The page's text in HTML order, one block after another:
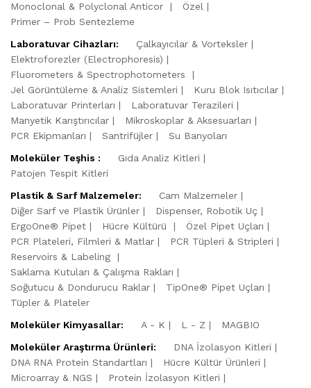
Monoclonal & Polyclonal Anticor
Özel
Primer – Prob Sentezleme
Laboratuvar Cihazları:
Çalkayıcılar & Vorteksler
Elektroforezler (Electrophoresis)
Fluorometers & Spectrophotometers
Jel Görüntüleme & Analiz Sistemleri
Kuru Blok Isıtıcılar
Laboratuvar Printerları
Laboratuvar Terazileri
Manyetik Karıştırıcılar
Mikroskoplar & Aksesuarları
PCR Ekipmanları
Santrifüjler
Su Banyoları
Moleküler Teşhis :
Gıda Analiz Kitleri
Patojen Tespit Kitleri
Plastik & Sarf Malzemeler:
Cam Malzemeler
Diğer Sarf ve Plastik Ürünler
Dispenser, Robotik Uç
ErgoOne® Pipet
Hücre Kültürü
Özel Pipet Uçları
PCR Plateleri, Filmleri & Matlar
PCR Tüpleri & Stripleri
Reservoirs & Labeling
Saklama Kutuları & Çalışma Rakları
Soğutucu & Dondurucu Raklar
TipOne® Pipet Uçları
Tüpler & Plateler
Moleküler Kimyasallar:
A - K L - Z
MAGBIO
Moleküler Araştırma Ürünleri:
DNA İzolasyon Kitleri
DNA RNA Protein Standartları
Hücre Kültür Ürünleri
Microarray & NGS
Protein İzolasyon Kitleri